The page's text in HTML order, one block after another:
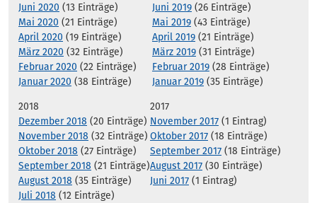
Juni 2020 (13 Einträge)
Mai 2020 (21 Einträge)
April 2020 (19 Einträge)
März 2020 (32 Einträge)
Februar 2020 (22 Einträge)
Januar 2020 (38 Einträge)
Juni 2019 (26 Einträge)
Mai 2019 (43 Einträge)
April 2019 (21 Einträge)
März 2019 (31 Einträge)
Februar 2019 (28 Einträge)
Januar 2019 (35 Einträge)
2018
Dezember 2018 (20 Einträge)
November 2018 (32 Einträge)
Oktober 2018 (27 Einträge)
September 2018 (21 Einträge)
August 2018 (35 Einträge)
Juli 2018 (12 Einträge)
2017
November 2017 (1 Eintrag)
Oktober 2017 (18 Einträge)
September 2017 (18 Einträge)
August 2017 (30 Einträge)
Juni 2017 (1 Eintrag)